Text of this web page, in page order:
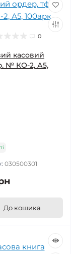
0
касовий
№ КО-2, А5,
030500301
До кошика